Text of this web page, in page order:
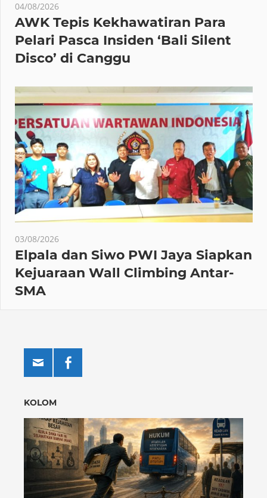
04/08/2026
AWK Tepis Kekhawatiran Para
Pelari Pasca Insiden ‘Bali Silent
Disco’ di Canggu
03/08/2026
Elpala dan Siwo PWI Jaya Siapkan
Kejuaraan Wall Climbing Antar-
SMA
KOLOM